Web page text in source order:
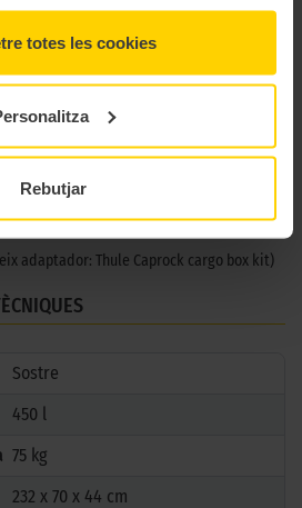
totes les cookies
Rebutjar
sostre:
adaptador: Thule T-track Adapter 697-6)
adaptador: Thule T-track Adapter 697-
adaptador: Thule Caprock cargo box kit)
Sostre
450 l
75 kg
232 x 70 x 44 cm